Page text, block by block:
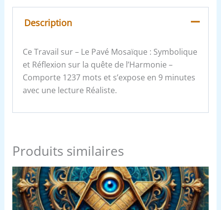
Description
Ce Travail sur – Le Pavé Mosaïque : Symbolique
et Réflexion sur la quête de l’Harmonie –
Comporte 1237 mots et s’expose en 9 minutes
avec une lecture Réaliste.
Produits similaires